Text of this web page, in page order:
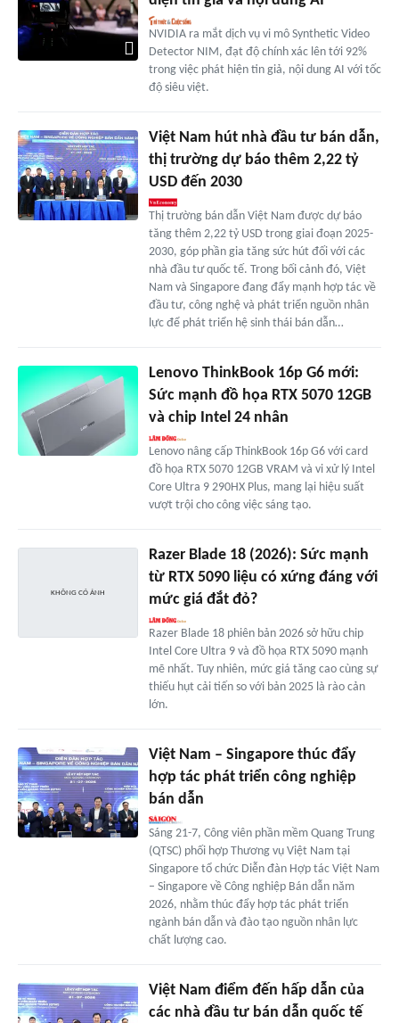
NVIDIA ra mắt dịch vụ vi mô Synthetic Video
Detector NIM, đạt độ chính xác lên tới 92%
trong việc phát hiện tin giả, nội dung AI với tốc
độ siêu việt.
Việt Nam hút nhà đầu tư bán dẫn,
thị trường dự báo thêm 2,22 tỷ
USD đến 2030
Thị trường bán dẫn Việt Nam được dự báo
tăng thêm 2,22 tỷ USD trong giai đoạn 2025-
2030, góp phần gia tăng sức hút đối với các
nhà đầu tư quốc tế. Trong bối cảnh đó, Việt
Nam và Singapore đang đẩy mạnh hợp tác về
đầu tư, công nghệ và phát triển nguồn nhân
lực để phát triển hệ sinh thái bán dẫn…
Lenovo ThinkBook 16p G6 mới:
Sức mạnh đồ họa RTX 5070 12GB
và chip Intel 24 nhân
Lenovo nâng cấp ThinkBook 16p G6 với card
đồ họa RTX 5070 12GB VRAM và vi xử lý Intel
Core Ultra 9 290HX Plus, mang lại hiệu suất
vượt trội cho công việc sáng tạo.
Razer Blade 18 (2026): Sức mạnh
từ RTX 5090 liệu có xứng đáng với
mức giá đắt đỏ?
Razer Blade 18 phiên bản 2026 sở hữu chip
Intel Core Ultra 9 và đồ họa RTX 5090 mạnh
mẽ nhất. Tuy nhiên, mức giá tăng cao cùng sự
thiếu hụt cải tiến so với bản 2025 là rào cản
lớn.
Việt Nam – Singapore thúc đẩy
hợp tác phát triển công nghiệp
bán dẫn
Sáng 21-7, Công viên phần mềm Quang Trung
(QTSC) phối hợp Thương vụ Việt Nam tại
Singapore tổ chức Diễn đàn Hợp tác Việt Nam
– Singapore về Công nghiệp Bán dẫn năm
2026, nhằm thúc đẩy hợp tác phát triển
ngành bán dẫn và đào tạo nguồn nhân lực
chất lượng cao.
Việt Nam điểm đến hấp dẫn của
các nhà đầu tư bán dẫn quốc tế